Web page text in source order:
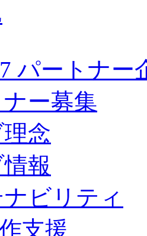
パートナー
ー募集
念
報
ビリティ
支援